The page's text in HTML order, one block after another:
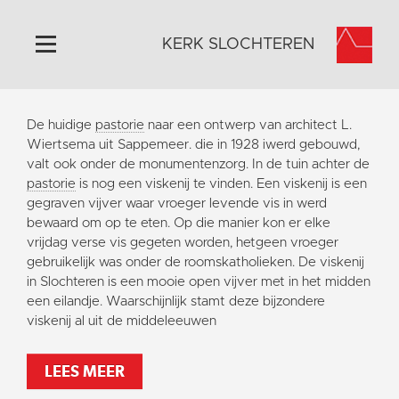
Home
Algemeen
Historie
Omgeving
Activiteiten
Steun ons
Contact
Vaktaal
KERK SLOCHTEREN
De huidige pastorie naar een ontwerp van architect L.
Wiertsema uit Sappemeer. die in 1928 iwerd gebouwd,
valt ook onder de monumentenzorg. In de tuin achter de
pastorie is nog een viskenij te vinden. Een viskenij is een
gegraven vijver waar vroeger levende vis in werd
bewaard om op te eten. Op die manier kon er elke
vrijdag verse vis gegeten worden, hetgeen vroeger
gebruikelijk was onder de roomskatholieken. De viskenij
in Slochteren is een mooie open vijver met in het midden
een eilandje. Waarschijnlijk stamt deze bijzondere
viskenij al uit de middeleeuwen
LEES MEER